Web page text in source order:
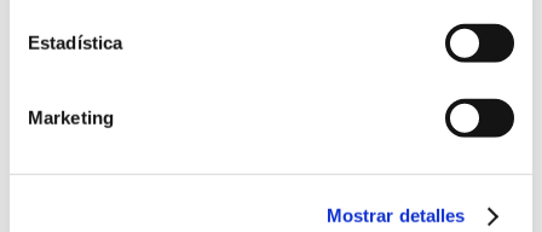
Estadística
Marketing
Mostrar detalles